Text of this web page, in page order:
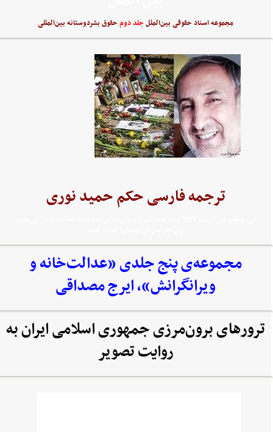
مجموعه اسناد حقوقی بین‌المللجلد دومحقوق بشردوستانه بین‌المللی
ترجمه فارسی حکم حمید نوری
مجموعه‌‌ی پنج جلدی «عدالت‌خانه و
ویرانگرانش»، ایرج مصداقی
ترورهای برون‌مرزی جمهوری اسلامی ایران به
روایت تصویر